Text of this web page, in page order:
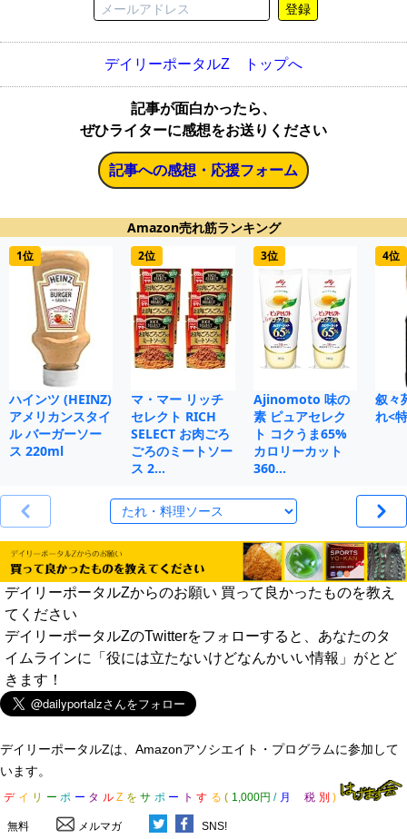
登録
デイリーポータルZ トップへ
記事が面白かったら、
ぜひライターに感想をお送りください
記事への感想・応援フォーム
Amazon売れ筋ランキング
1位
ハインツ (HEINZ)
アメリカンスタイ
ル バーガーソー
ス 220ml
2位
マ・マー リッチ
セレクト RICH
SELECT お肉ごろ
ごろのミートソー
ス 2…
3位
Ajinomoto 味の
素 ピュアセレク
ト コクうま65%
カロリーカット
360…
4位
叙々
れ<
デイリーポータルZからのお願い 買って良かったものを教え
てください
デイリーポータルZのTwitterをフォローすると、あなたのタ
イムラインに「役には立たないけどなんかいい情報」がとど
きます！
デイリーポータルZは、Amazonアソシエイト・プログラムに参加して
います。
デ イ リ ー ポ ー タ ル Z を サ ポ ー ト す る ( 1,000円 / 月 税 別 )
無料 メルマガ SNS!